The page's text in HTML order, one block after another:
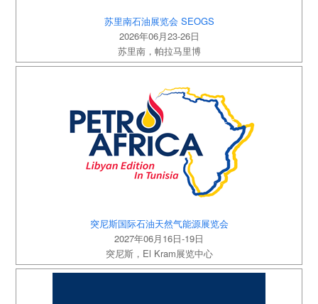
苏里南石油展览会 SEOGS
2026年06月23-26日
苏里南，帕拉马里博
突尼斯国际石油天然气能源展览会
2027年06月16日-19日
突尼斯，El Kram展览中心